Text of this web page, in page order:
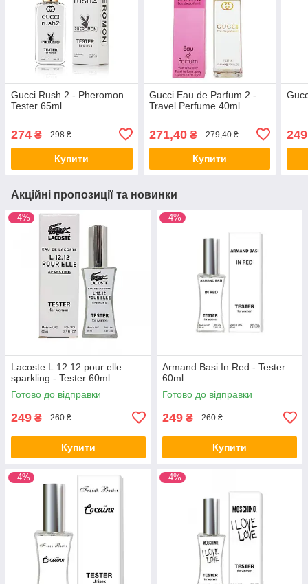
Gucci Rush 2 - Pheromon
Tester 65ml
274 ₴ 298 ₴
Купити
Gucci Eau de Parfum 2 -
Travel Perfume 40ml
271,40₴ 279,40 ₴
Купити
249
Акційні пропозиції та новинки
–4%
Lacoste L.12.12 pour elle
sparkling - Tester 60ml
Готово до відправки
249 ₴ 260 ₴
Купити
–4%
Armand Basi In Red - Tester
60ml
Готово до відправки
249 ₴ 260 ₴
Купити
–4% –4%